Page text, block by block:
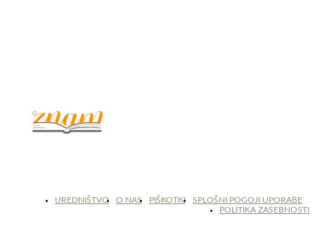
UREDNIŠTVO O NAS PIŠKOTKI
SPLOŠNI POGOJI UPORABE
POLITIKA ZASEBNOSTI